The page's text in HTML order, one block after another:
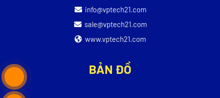
info@vptech21.com
sale@vptech21.com
www.vptech21.com
BẢN ĐỒ